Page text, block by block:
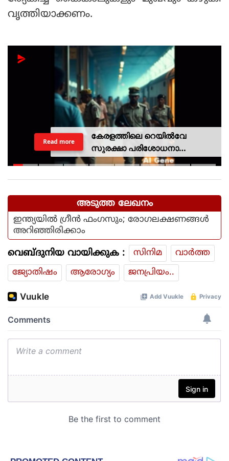
വൃത്തിയാക്കണം.
കേരളത്തിലെ റെയില്‍വേ
സുരക്ഷാ പരിശോധനാ
ദൗത്യമായ ഓപ്പറേഷന്‍
Read more
അടുത്ത ലേഖനം
ഇന്ത്യയില്‍ ഗ്രീന്‍ ഫംഗസും; രോഗലക്ഷണങ്ങള്‍
അറിഞ്ഞിരിക്കാം
വെബ്ദുനിയ വായിക്കുക : സിനിമ
വാര്‍ത്ത
ജ്യോതിഷം
ആരോഗ്യം ജനപ്രിയം..